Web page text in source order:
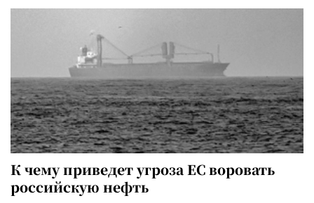
К чему приведет угроза ЕС воровать
российскую нефть